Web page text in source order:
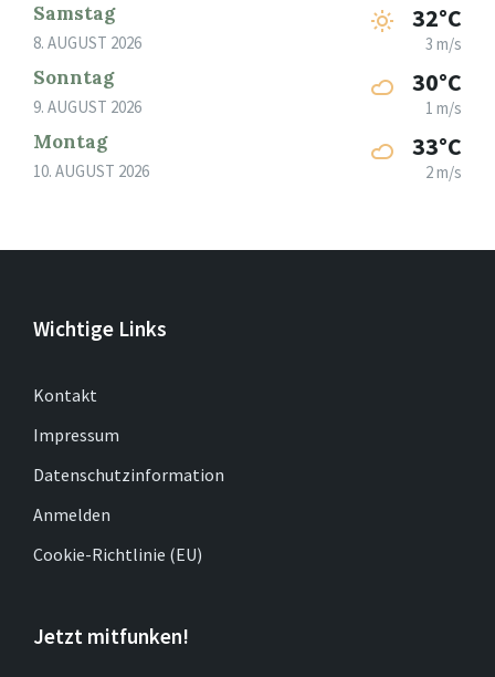
Samstag
8. AUGUST 2026
32°C
3 m/s
Sonntag
9. AUGUST 2026
30°C
1 m/s
Montag
10. AUGUST 2026
33°C
2 m/s
Wichtige Links
Kontakt
Impressum
Datenschutzinformation
Anmelden
Cookie-Richtlinie (EU)
Jetzt mitfunken!